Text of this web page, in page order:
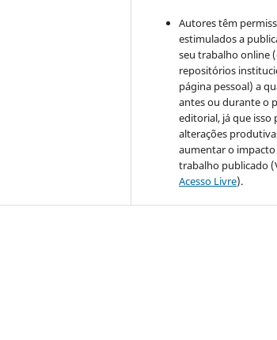
Autores têm
estimulados a
seu trabalho online
repositórios
página pessoal) a
antes ou durante o
editorial, já que isso
alterações
aumentar o impacto
trabalho publicado
Acesso Livre).